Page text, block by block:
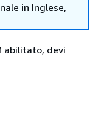
in Inglese,
abilitato, devi